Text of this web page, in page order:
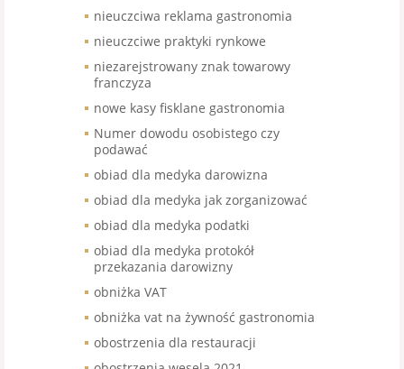
nieuczciwa reklama gastronomia
nieuczciwe praktyki rynkowe
niezarejstrowany znak towarowy
franczyza
nowe kasy fisklane gastronomia
Numer dowodu osobistego czy
podawać
obiad dla medyka darowizna
obiad dla medyka jak zorganizować
obiad dla medyka podatki
obiad dla medyka protokół
przekazania darowizny
obniżka VAT
obniżka vat na żywność gastronomia
obostrzenia dla restauracji